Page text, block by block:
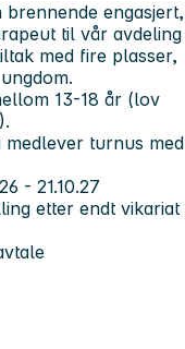
brennende engasjert,
til vår avdeling
med fire plasser,
13-18 år (lov
medlever turnus med
- 21.10.27
etter endt vikariat